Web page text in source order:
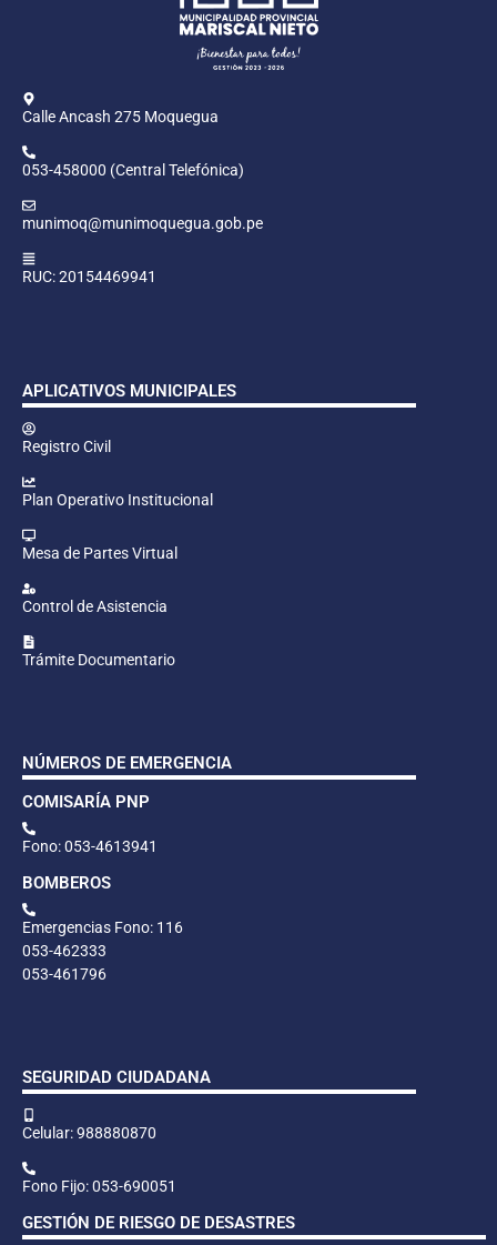
Calle Ancash 275 Moquegua
053-458000 (Central Telefónica)
munimoq@munimoquegua.gob.pe
RUC: 20154469941
APLICATIVOS MUNICIPALES
Registro Civil
Plan Operativo Institucional
Mesa de Partes Virtual
Control de Asistencia
Trámite Documentario
NÚMEROS DE EMERGENCIA
COMISARÍA PNP
Fono: 053-4613941
BOMBEROS
Emergencias Fono: 116
053-462333
053-461796
SEGURIDAD CIUDADANA
Celular: 988880870
Fono Fijo: 053-690051
GESTIÓN DE RIESGO DE DESASTRES